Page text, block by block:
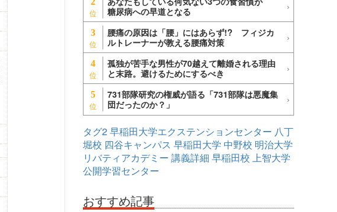
糖尿病への早道となる
3
腰痛の原因は「腰」にはあらず!? フィジカ
ルトレーナーが教える腰痛対策
4
孤独が苦手な男性が70越えて離婚される理由
と末路。避けるためにするべき
5
731部隊研究の権威が語る「731部隊は悪魔集
団だったのか？」
タグ2早稲田大学エクステンションセンター 八丁
堀校 四谷キャンパス 早稲田大学 中野校 明治大学
リバティアカデミー 講義詳細 早稲田校 上智大学
公開学習センター
おすすめ記事